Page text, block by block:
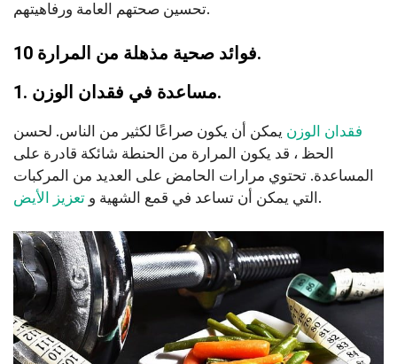
تحسين صحتهم العامة ورفاهيتهم.
10 فوائد صحية مذهلة من المرارة.
1. مساعدة في فقدان الوزن.
فقدان الوزن يمكن أن يكون صراعًا لكثير من الناس. لحسن
الحظ ، قد يكون المرارة من الحنطة شائكة قادرة على
المساعدة. تحتوي مرارات الحامض على العديد من المركبات
التي يمكن أن تساعد في قمع الشهية و تعزيز الأيض .